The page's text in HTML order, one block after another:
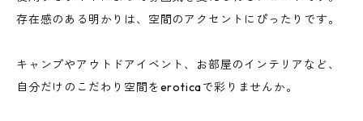
存在感のある明かりは、空間のアクセントにぴったりです。
キャンプやアウトドアイベント、お部屋のインテリアなど、
自分だけのこだわり空間をeroticaで彩りませんか。